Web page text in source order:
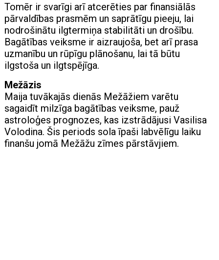
Tomēr ir svarīgi arī atcerēties par finansiālās
pārvaldības prasmēm un saprātīgu pieeju, lai
nodrošinātu ilgtermiņa stabilitāti un drošību.
Bagātības veiksme ir aizraujoša, bet arī prasa
uzmanību un rūpīgu plānošanu, lai tā būtu
ilgstoša un ilgtspējīga.
Mežāzis
Maija tuvākajās dienās Mežāžiem varētu
sagaidīt milzīga bagātības veiksme, pauž
astroloģes prognozes, kas izstrādājusi Vasilisa
Volodina. Šis periods sola īpaši labvēlīgu laiku
finanšu jomā Mežāžu zīmes pārstāvjiem.